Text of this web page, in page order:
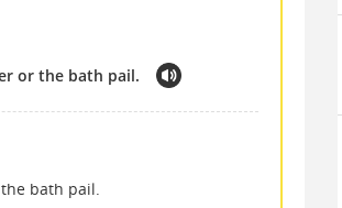
or the bath pail.
bath pail.